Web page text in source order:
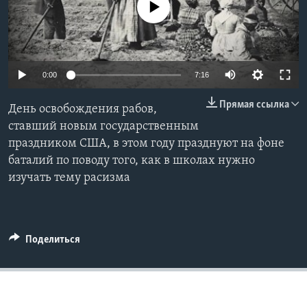
Learning English
СОЦИАЛЬНЫЕ СЕТИ
Языки
No media source currently available
0:00 7:16
Прямая ссылка
День освобождения рабов,
ставший новым государственным
праздником США, в этом году празднуют на фоне
баталий по поводу того, как в школах нужно
изучать тему расизма
Поделиться